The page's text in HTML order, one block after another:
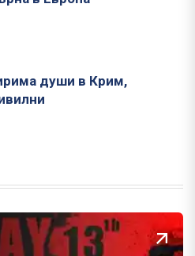
души в Крим,